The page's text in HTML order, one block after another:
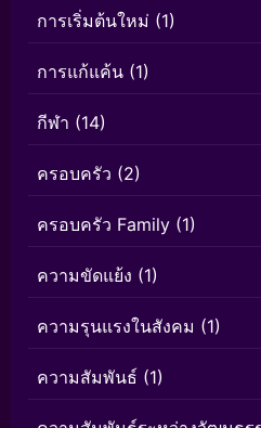
การเริ่มต้นใหม่ (1)
การแก้แค้น (1)
กีฬา (14)
ครอบครัว (2)
ครอบครัว Family (1)
ความขัดแย้ง (1)
ความรุนแรงในสังคม (1)
ความสัมพันธ์ (1)